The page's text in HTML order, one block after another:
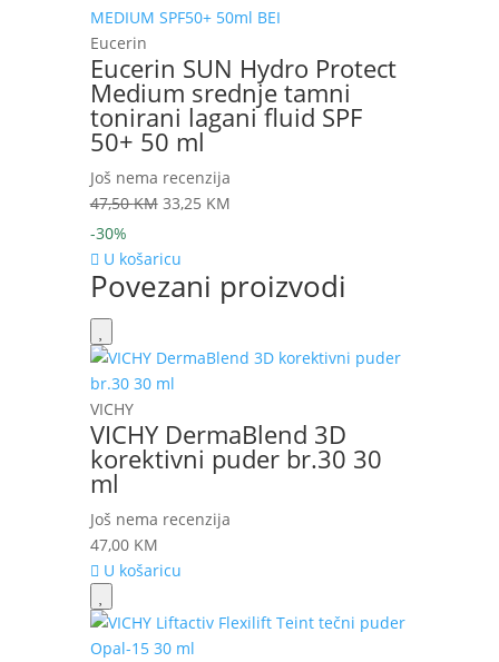
Eucerin
Eucerin SUN Hydro Protect
Medium srednje tamni
tonirani lagani fluid SPF
50+ 50 ml
Još nema recenzija
47,50KM Izvorna
bila
je:
47,50 KM.
33,25 KMTrenutna
33,25 KM.
-30%
U košaricu
Povezani proizvodi
VICHY
VICHY DermaBlend 3D
korektivni puder br.30 30
ml
Još nema recenzija
47,00 KM
U košaricu